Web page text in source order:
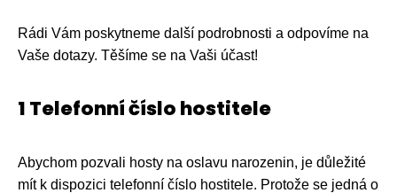
Rádi Vám poskytneme další podrobnosti a odpovíme na
Vaše dotazy. Těšíme se na Vaši účast!
1 Telefonní číslo hostitele
Abychom pozvali hosty na oslavu narozenin, je důležité
mít k dispozici telefonní číslo hostitele. Protože se jedná o